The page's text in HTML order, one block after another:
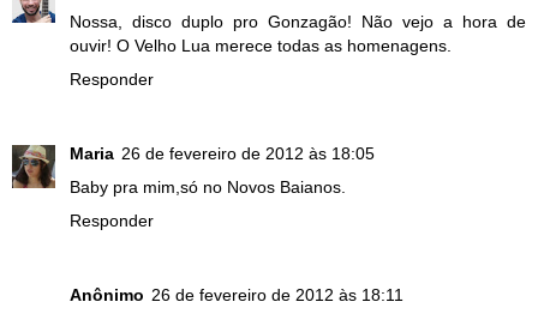
Nossa, disco duplo pro Gonzagão! Não vejo a hora de
ouvir! O Velho Lua merece todas as homenagens.
Responder
Maria 26 de fevereiro de 2012 às 18:05
Baby pra mim,só no Novos Baianos.
Responder
Anônimo 26 de fevereiro de 2012 às 18:11